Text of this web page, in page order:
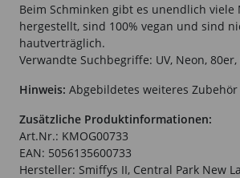
Beim Schminken gibt es unendlich
hergestellt, sind 100% vegan und sind
hautverträglich.
Verwandte Suchbegriffe: UV, Neon,
Hinweis: Abgebildetes weiteres
Zusätzliche Produktinformationen:
Art.Nr.: KMOG00733
EAN: 5056135600733
Hersteller: Smiffys II, Central Park New